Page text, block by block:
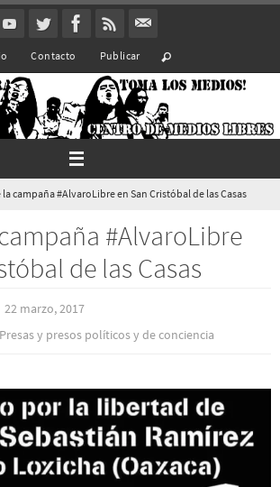
Contacto Publicar
la campaña #AlvaroLibre en San Cristóbal de las Casas
#AlvaroLibre
de las Casas
22 marzo, 2017
Presas y presos polí­ticos y de conciencia